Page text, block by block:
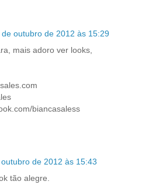
de outubro de 2012 às 15:29
mais adoro ver looks,
biancasaless
de 2012 às 15:43
tão alegre.